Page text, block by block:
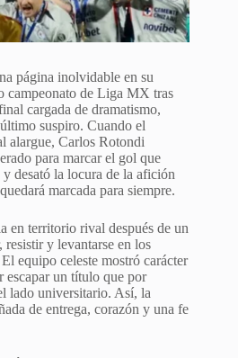
página inolvidable en su
campeonato de Liga MX tras
cargada de dramatismo,
suspiro. Cuando el
alargue, Carlos Rotondi
para marcar el gol que
desató la locura de la afición
marcada para siempre.
en territorio rival después de un
y levantarse en los
equipo celeste mostró carácter
escapar un título que por
lado universitario. Así, la
de entrega, corazón y una fe